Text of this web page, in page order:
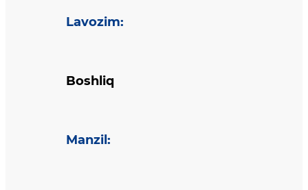
Lavozim:
Boshliq
Manzil :